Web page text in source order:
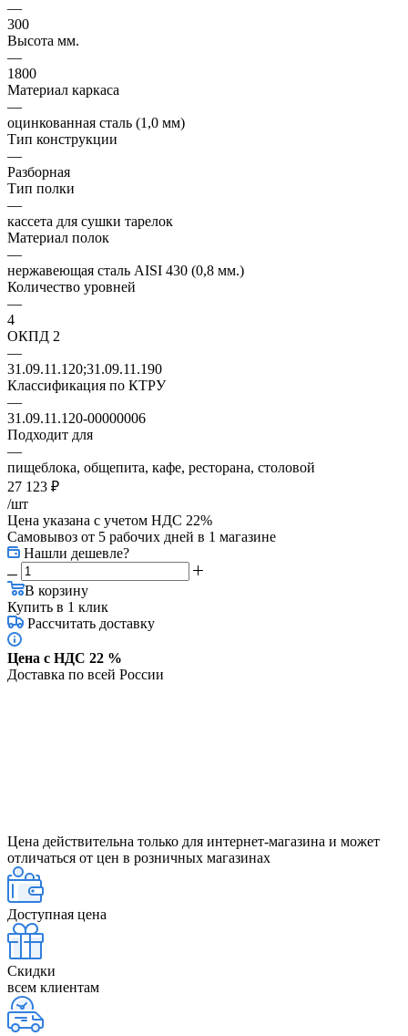
—
300
Высота мм.
—
1800
Материал каркаса
—
оцинкованная сталь (1,0 мм)
Тип конструкции
—
Разборная
Тип полки
—
кассета для сушки тарелок
Материал полок
—
нержавеющая сталь AISI 430 (0,8 мм.)
Количество уровней
—
4
ОКПД 2
—
31.09.11.120;31.09.11.190
Классификация по КТРУ
—
31.09.11.120-00000006
Подходит для
—
пищеблока, общепита, кафе, ресторана, столовой
27 123 ₽
/шт
Цена указана с учетом НДС 22%
Самовывоз от 5 рабочих дней в 1 магазине
Нашли дешевле?
В корзину
Купить в 1 клик
Рассчитать доставку
Цена с НДС 22 %
Доставка по всей России
Цена действительна только для интернет-магазина и может
отличаться от цен в розничных магазинах
Доступная цена
Скидки
всем клиентам